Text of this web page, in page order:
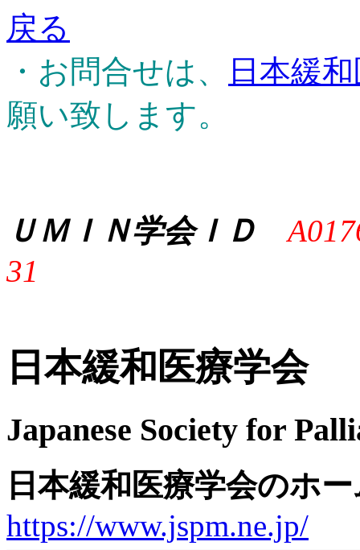
戻る
・お問合せは、
日本緩
願い致します。
ＵＭＩＮ学会ＩＤ
31
日本緩和医療学会
Japanese Society for
日本緩和医療学会のホ
https://www.jspm.ne.jp/